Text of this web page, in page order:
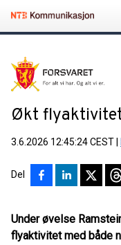
Økt
3.6.2026 12:45:24 CEST
Del
Under øvelse
flyaktivitet med både